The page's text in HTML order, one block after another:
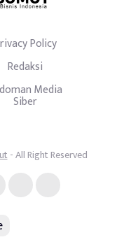
Policy
Redaksi
Media
Siber
- All Right Reserved